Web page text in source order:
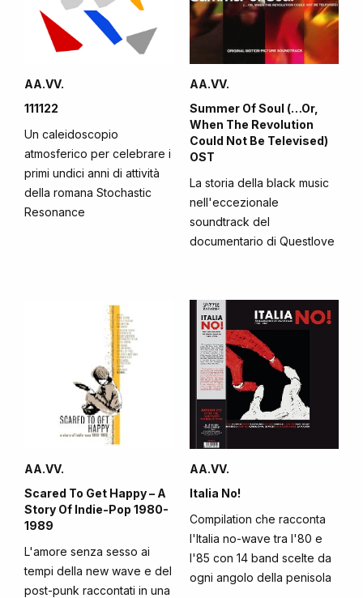
AA.VV.
111122
Un caleidoscopio
atmosferico per celebrare i
primi undici anni di attività
della romana Stochastic
Resonance
AA.VV.
Summer Of Soul (…Or,
When The Revolution
Could Not Be Televised)
OST
La storia della black music
nell'eccezionale
soundtrack del
documentario di Questlove
AA.VV.
Scared To Get Happy – A
Story Of Indie-Pop 1980-
1989
L'amore senza sesso ai
tempi della new wave e del
post-punk raccontati in una
AA.VV.
Italia No!
Compilation che racconta
l'Italia no-wave tra l'80 e
l'85 con 14 band scelte da
ogni angolo della penisola